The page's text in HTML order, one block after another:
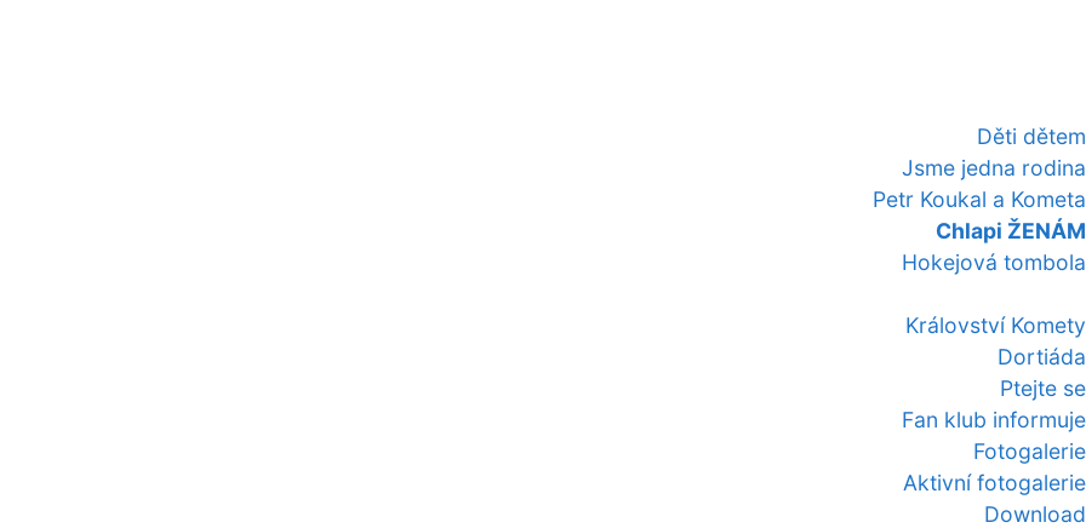
Děti dětem
Jsme jedna rodina
Petr Koukal a Kometa
Chlapi ŽENÁM
Hokejová tombola
Království Komety
Dortiáda
Ptejte se
Fan klub informuje
Fotogalerie
Aktivní fotogalerie
Download